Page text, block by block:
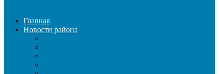
Главная
Новости района